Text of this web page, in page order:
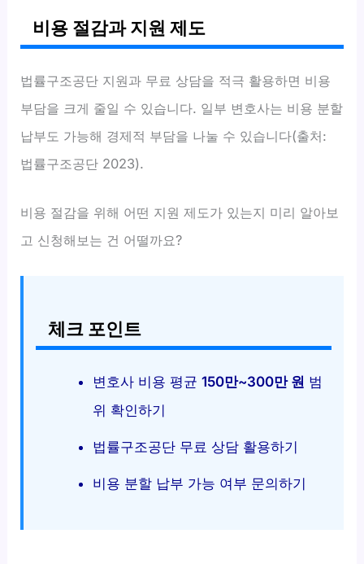
비용 절감과 지원 제도
법률구조공단 지원과 무료 상담을 적극 활용하면 비용
부담을 크게 줄일 수 있습니다. 일부 변호사는 비용 분할
납부도 가능해 경제적 부담을 나눌 수 있습니다(출처:
법률구조공단 2023).
비용 절감을 위해 어떤 지원 제도가 있는지 미리 알아보
고 신청해보는 건 어떨까요?
체크 포인트
변호사 비용 평균 150만~300만 원 범
위 확인하기
법률구조공단 무료 상담 활용하기
비용 분할 납부 가능 여부 문의하기